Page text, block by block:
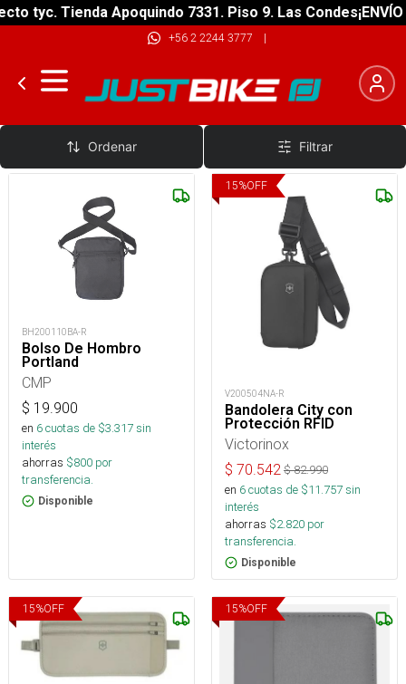
tyc. Tienda Apoquindo 7331. Piso 9. Las Condes¡ENVÍO
+56 2 2244 3777 |
Porta Documentos
Ordenar Filtrar
BH200110BA-R
Bolso De Hombro
Portland
CMP
$ 19.900
en 6cuotas de $3.317sin
interés
ahorras $800 por
transferencia.
Disponible
15%OFF
V200504NA-R
Bandolera City con
Protección RFID
Victorinox
$ 70.542 $82.990
en 6cuotas de $11.757sin
interés
ahorras $2.820 por
transferencia.
Disponible
15%OFF 15%OFF